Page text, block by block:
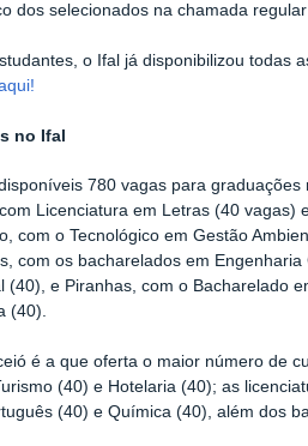
dos selecionados na chamada
o Ifal já disponibilizou todas
no Ifal
780 vagas para
Licenciatura em Letras (40
com o Tecnológico em Gestão
com os bacharelados em
(40), e Piranhas, com o Bacharelado
(40).
é a que oferta o maior número de
(40) e Hotelaria (40); as
(40) e Química (40), além dos